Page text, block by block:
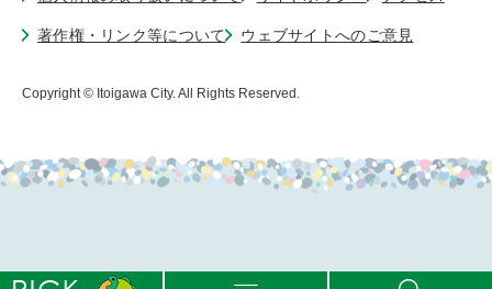
著作権・リンク等について ウェブサイトへのご意見
Copyright © Itoigawa City. All Rights Reserved.